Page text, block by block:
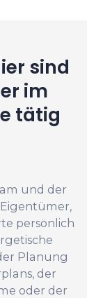
sind
im
tätig
und der
persönlich
Planung
der
oder der